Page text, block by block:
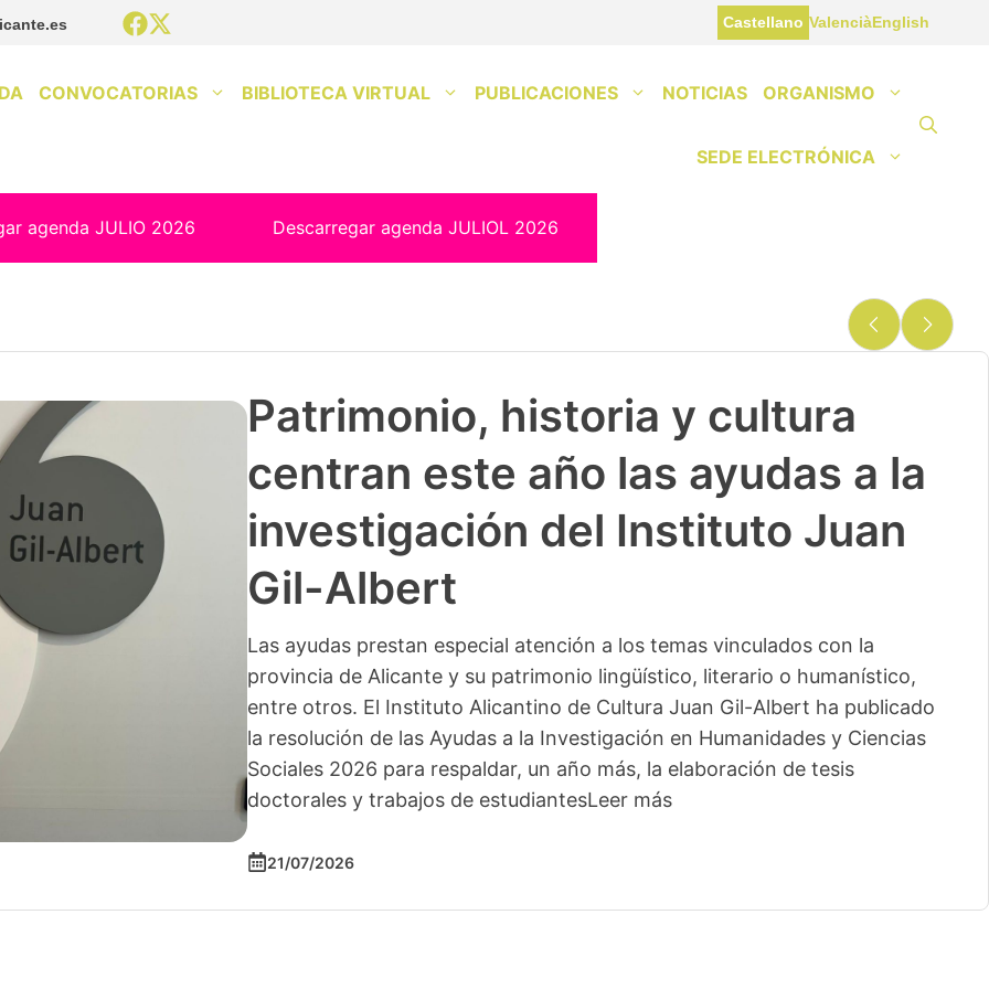
Castellano ValenciàEnglish
CONVOCATORIAS BIBLIOTECA VIRTUAL PUBLICACIONES NOTICIAS ORGANISMO
SEDE ELECTRÓNICA
agenda JULIO 2026 Descarregar agenda JULIOL 2026
Patrimonio, historia y cultura
centran este año las ayudas a la
investigación del Instituto Juan
Gil-Albert
Las ayudas prestan especial atención a los temas vinculados con la
provincia de Alicante y su patrimonio lingüístico, literario o humanístico,
entre otros. El Instituto Alicantino de Cultura Juan Gil-Albert ha publicado
la resolución de las Ayudas a la Investigación en Humanidades y Ciencias
Sociales 2026 para respaldar, un año más, la elaboración de tesis
doctorales y trabajos de estudiantesLeer más
21/07/2026